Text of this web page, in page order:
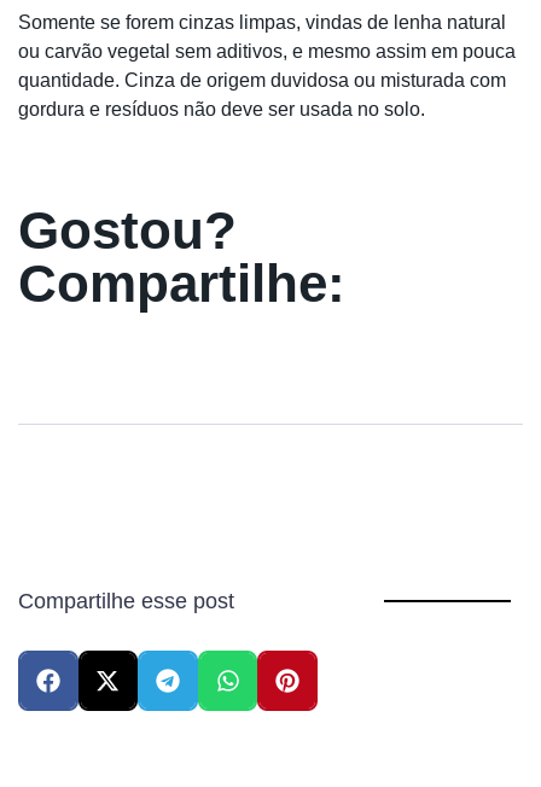
Somente se forem cinzas limpas, vindas de lenha natural
ou carvão vegetal sem aditivos, e mesmo assim em pouca
quantidade. Cinza de origem duvidosa ou misturada com
gordura e resíduos não deve ser usada no solo.
Gostou?
Compartilhe:
Compartilhe esse post